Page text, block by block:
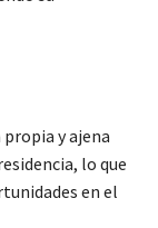
y ajena
lo que
en el